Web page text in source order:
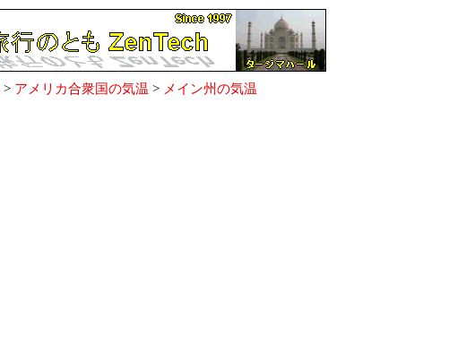
> アメリカ合衆国の気温 > メイン州の気温